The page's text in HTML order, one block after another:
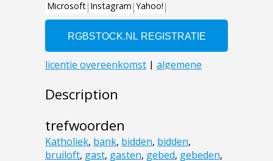
Description
trefwoorden
Katholiek, bank, bidden, bidden,
bruiloft, gast, gasten, gebed, gebeden,